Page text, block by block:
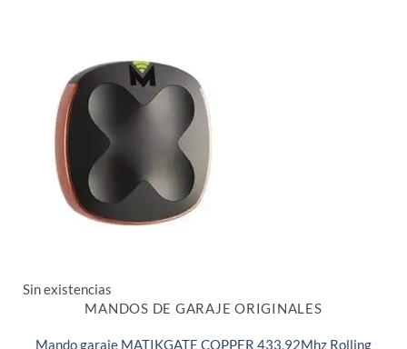
Sin existencias
MANDOS DE GARAJE ORIGINALES
Mando garaje MATIKGATE COPPER 433,92Mhz Rolling